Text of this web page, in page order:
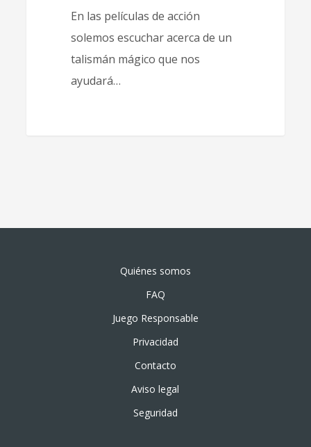
En las películas de acción
solemos escuchar acerca de un
talismán mágico que nos
ayudará…
Quiénes somos
FAQ
Juego Responsable
Privacidad
Contacto
Aviso legal
Seguridad